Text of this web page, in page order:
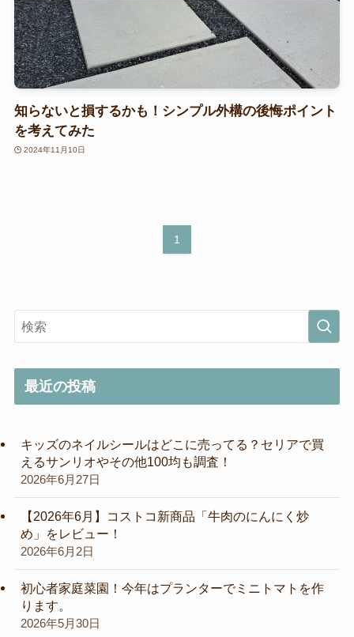
知らないと損するかも！シンプル外構の後悔ポイント
を考えてみた
2024年11月10日
1
最近の投稿
キッズのネイルシールはどこに売ってる？セリアで買
えるサンリオやその他100均も調査！
2026年6月27日
【2026年6月】コストコ新商品「牛肉のにんにく炒
め」をレビュー！
2026年6月2日
初心者家庭菜園！今年はプランターでミニトマトを作
ります。
2026年5月30日